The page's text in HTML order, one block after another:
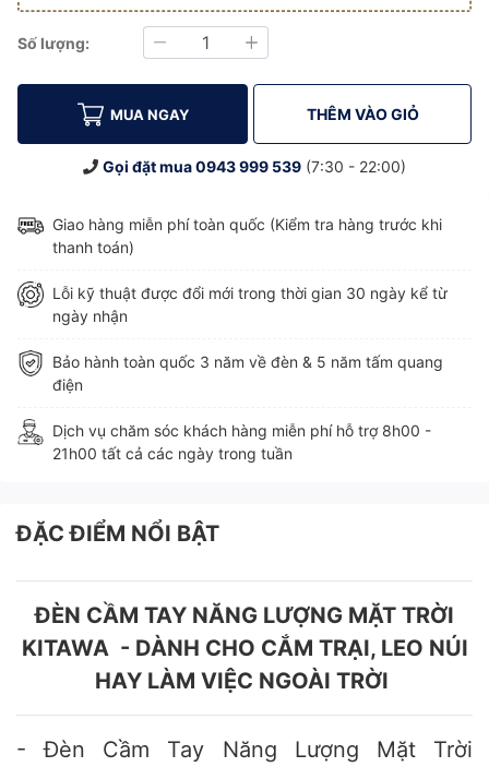
Số lượng:
Giảm Tăng
MUA NGAY THÊM VÀO GIỎ
Gọi đặt mua0943 999 539 (7:30 - 22:00)
Giao hàng miễn phí toàn quốc (Kiểm tra hàng trước khi
thanh toán)
Lỗi kỹ thuật được đổi mới trong thời gian 30 ngày kể từ
ngày nhận
Bảo hành toàn quốc 3 năm về đèn & 5 năm tấm quang
điện
Dịch vụ chăm sóc khách hàng miễn phí hỗ trợ 8h00 -
21h00 tất cả các ngày trong tuần
ĐẶC ĐIỂM NỔI BẬT
ĐÈN CẦM TAY NĂNG LƯỢNG MẶT TRỜI
KITAWA - DÀNH CHO CẮM TRẠI, LEO NÚI
HAY LÀM VIỆC NGOÀI TRỜI
- Đèn Cầm Tay Năng Lượng Mặt Trời